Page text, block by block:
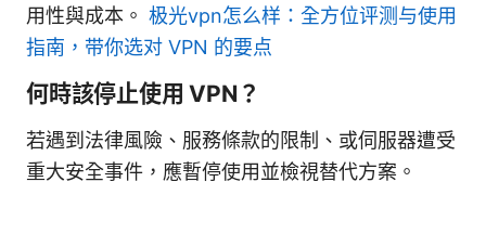
用性與成本。 极光vpn怎么样：全方位评测与使用
指南，带你选对 VPN 的要点
何時該停止使用 VPN？
若遇到法律風險、服務條款的限制、或伺服器遭受
重大安全事件，應暫停使用並檢視替代方案。